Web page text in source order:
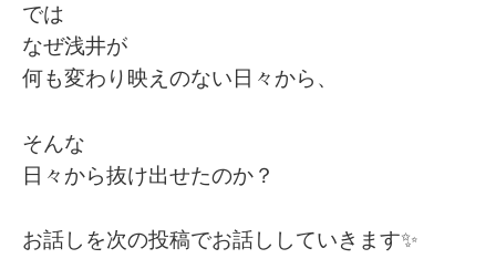
では
なぜ浅井が
何も変わり映えのない日々から、
そんな
日々から抜け出せたのか？
お話しを次の投稿でお話ししていきます✨